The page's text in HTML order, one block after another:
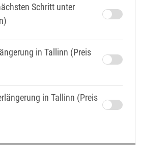
Schritt unter
in Tallinn (Preis
in Tallinn (Preis